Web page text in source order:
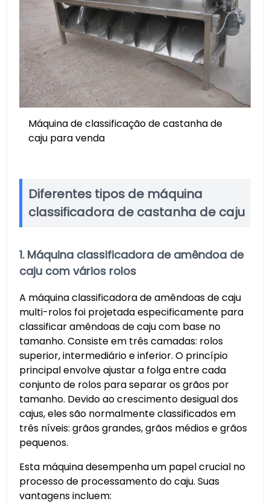
Máquina de classificação de castanha de
caju para venda
Diferentes tipos de máquina
classificadora de castanha de caju
1. Máquina classificadora de amêndoa de
caju com vários rolos
A máquina classificadora de amêndoas de caju
multi-rolos foi projetada especificamente para
classificar amêndoas de caju com base no
tamanho. Consiste em três camadas: rolos
superior, intermediário e inferior. O princípio
principal envolve ajustar a folga entre cada
conjunto de rolos para separar os grãos por
tamanho. Devido ao crescimento desigual dos
cajus, eles são normalmente classificados em
três níveis: grãos grandes, grãos médios e grãos
pequenos.
Esta máquina desempenha um papel crucial no
processo de processamento do caju. Suas
vantagens incluem: